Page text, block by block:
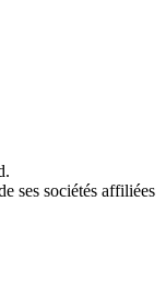
ses sociétés affiliées